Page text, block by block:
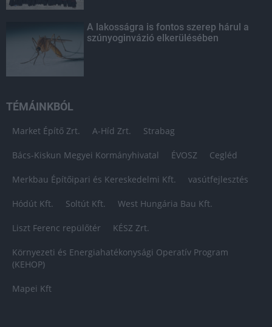
A lakosságra is fontos szerep hárul a
szúnyoginvázió elkerülésében
TÉMÁINKBÓL
Market Építő Zrt. A-Híd Zrt. Strabag
Bács-Kiskun Megyei Kormányhivatal ÉVOSZ Cegléd
Merkbau Építőipari és Kereskedelmi Kft. vasútfejlesztés
Hódút Kft. Soltút Kft. West Hungária Bau Kft.
Liszt Ferenc repülőtér KÉSZ Zrt.
Környezeti és Energiahatékonysági Operatív Program
(KEHOP)
Mapei Kft